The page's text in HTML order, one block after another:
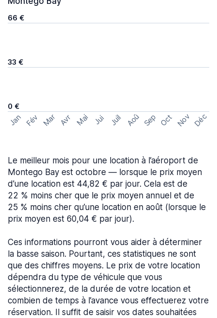
66 €
33 €
0 €
Jan Fév Mar Avr Mai Jui Juil Aoû Sep Oct Nov Déc
Le meilleur mois pour une location à l’aéroport de
Montego Bay est octobre — lorsque le prix moyen
d’une location est 44,82 € par jour. Cela est de
22 % moins cher que le prix moyen annuel et de
25 % moins cher qu’une location en août (lorsque le
prix moyen est 60,04 € par jour).
Ces informations pourront vous aider à déterminer
la basse saison. Pourtant, ces statistiques ne sont
que des chiffres moyens. Le prix de votre location
dépendra du type de véhicule que vous
sélectionnerez, de la durée de votre location et
combien de temps à l’avance vous effectuerez votre
réservation. Il suffit de saisir vos dates souhaitées